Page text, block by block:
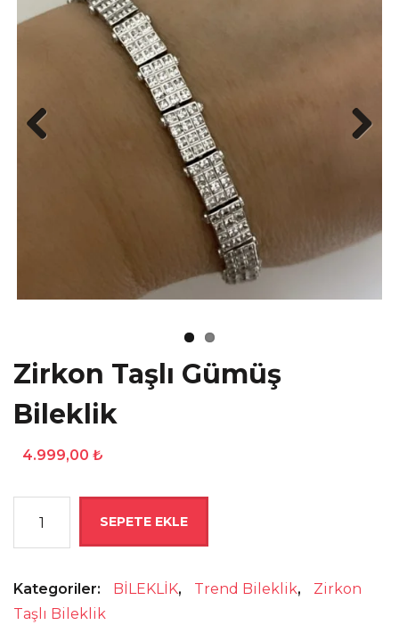
Zirkon Taşlı Gümüş
Bileklik
4.999,00 ₺
Taşlı
Bileklik
adet
SEPETE EKLE
Kategoriler: BİLEKLİK, Trend Bileklik,
Zirkon
Taşlı Bileklik